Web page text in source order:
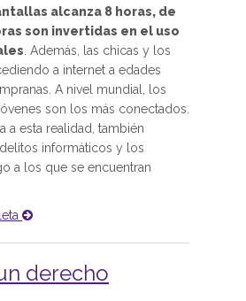
alcanza 8 horas, de
son invertidas en el uso
. Además, las chicas y los
a internet a edades
A nivel mundial, los
son los más conectados.
a esta realidad, también
informáticos y los
a los que se encuentran
derecho